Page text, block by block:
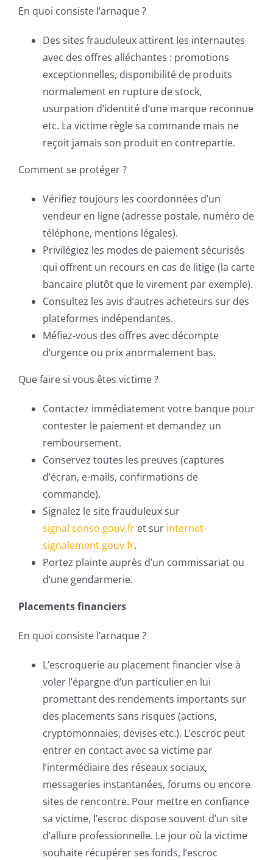
En quoi consiste l’arnaque ?
Des sites frauduleux attirent les internautes
avec des offres alléchantes : promotions
exceptionnelles, disponibilité de produits
normalement en rupture de stock,
usurpation d’identité d’une marque reconnue
etc. La victime règle sa commande mais ne
reçoit jamais son produit en contrepartie.
Comment se protéger ?
Vérifiez toujours les coordonnées d’un
vendeur en ligne (adresse postale, numéro de
téléphone, mentions légales).
Privilégiez les modes de paiement sécurisés
qui offrent un recours en cas de litige (la carte
bancaire plutôt que le virement par exemple).
Consultez les avis d’autres acheteurs sur des
plateformes indépendantes.
Méfiez-vous des offres avec décompte
d’urgence ou prix anormalement bas.
Que faire si vous êtes victime ?
Contactez immédiatement votre banque pour
contester le paiement et demandez un
remboursement.
Conservez toutes les preuves (captures
d’écran, e-mails, confirmations de
commande).
Signalez le site frauduleux sur
signal.conso.gouv.fr et sur internet-
signalement.gouv.fr.
Portez plainte auprès d’un commissariat ou
d’une gendarmerie.
Placements financiers
En quoi consiste l’arnaque ?
L’escroquerie au placement financier vise à
voler l’épargne d’un particulier en lui
promettant des rendements importants sur
des placements sans risques (actions,
cryptomonnaies, devises etc.). L’escroc peut
entrer en contact avec sa victime par
l’intermédiaire des réseaux sociaux,
messageries instantanées, forums ou encore
sites de rencontre. Pour mettre en confiance
sa victime, l’escroc dispose souvent d’un site
d’allure professionnelle. Le jour où la victime
souhaite récupérer ses fonds, l’escroc